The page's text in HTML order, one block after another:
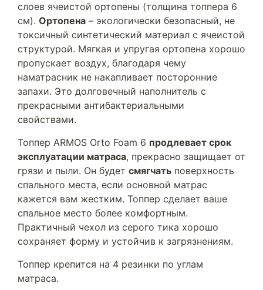
слоев ячеистой ортопены (толщина топпера 6
см). Ортопена – экологически безопасный, не
токсичный синтетический материал с ячеистой
структурой. Мягкая и упругая ортопена хорошо
пропускает воздух, благодаря чему
наматрасник не накапливает посторонние
запахи. Это долговечный наполнитель с
прекрасными антибактериальными
свойствами.
Топпер ARMOS Orto Foam 6 продлевает срок
эксплуатации матраса, прекрасно защищает от
грязи и пыли. Он будет смягчать поверхность
спального места, если основной матрас
кажется вам жестким. Топпер сделает ваше
спальное место более комфортным.
Практичный чехол из серого тика хорошо
сохраняет форму и устойчив к загрязнениям.
Топпер крепится на 4 резинки по углам
матраса.